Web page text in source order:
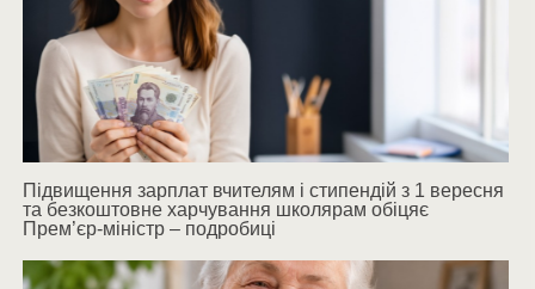
Підвищення зарплат вчителям і стипендій з 1 вересня
та безкоштовне харчування школярам обіцяє
Прем’єр-міністр – подробиці